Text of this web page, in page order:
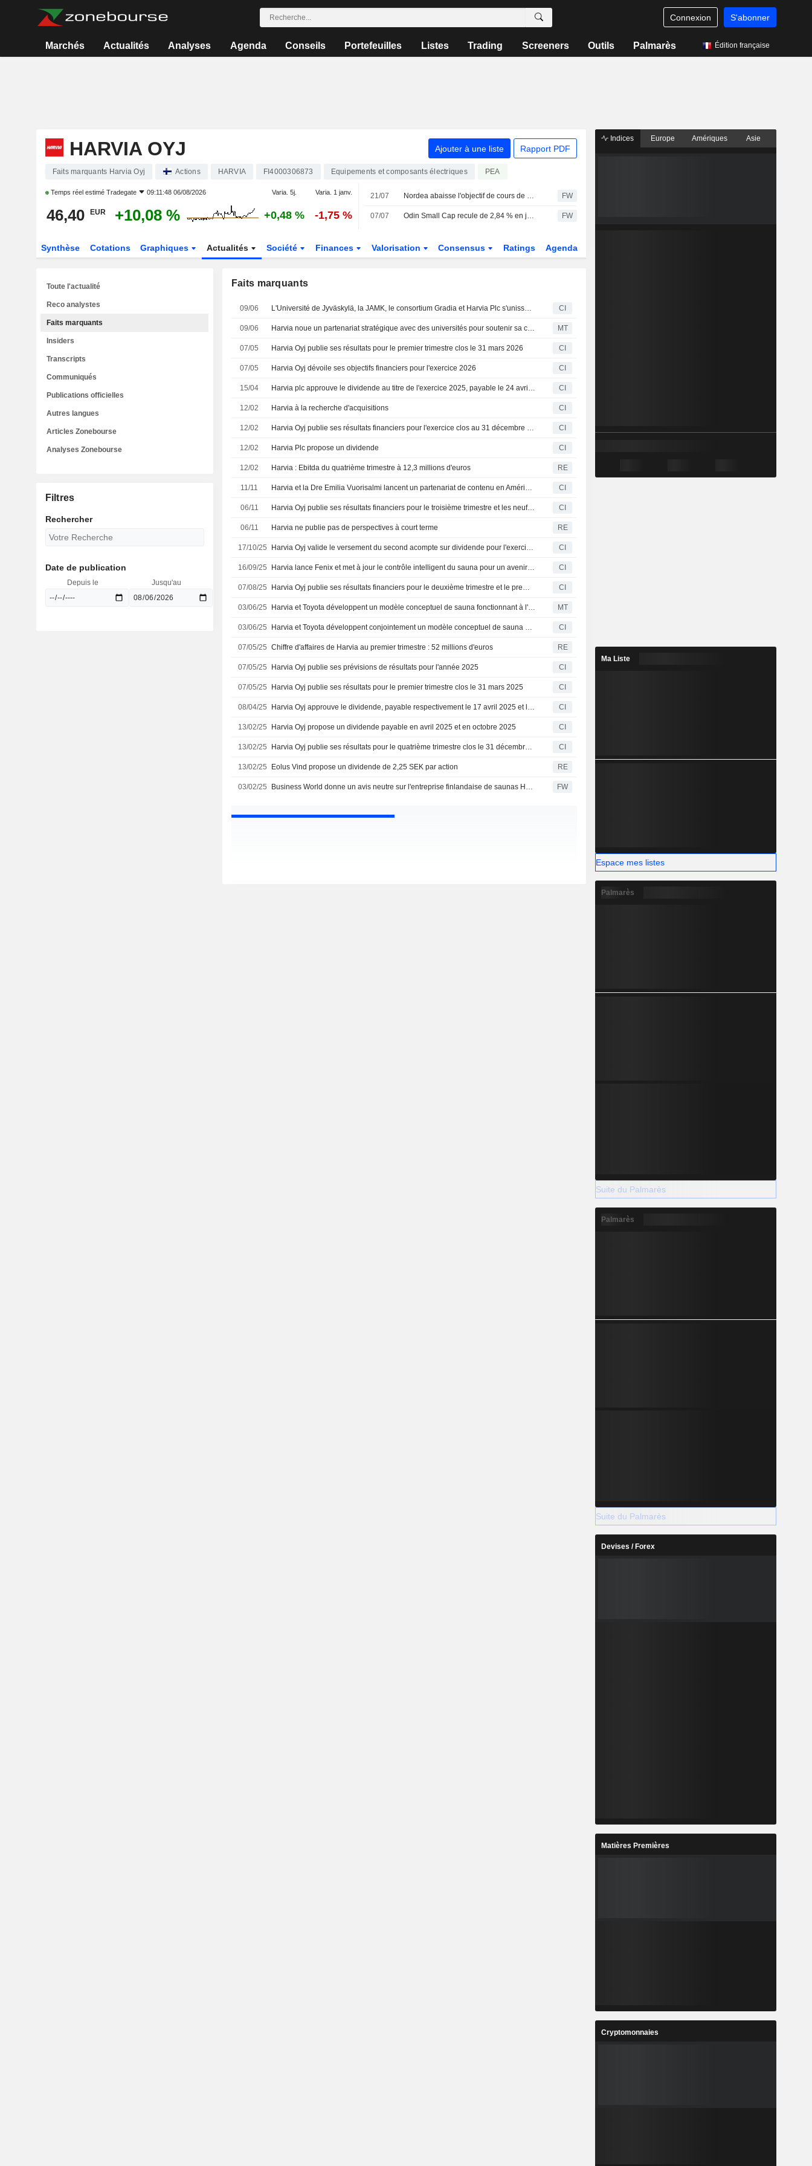
Connexion S'abonner
Marchés Actualités Analyses Agenda Conseils Portefeuilles Listes Trading Screeners Outils Palmarès Édition française
HARVIA OYJ Ajouter à une liste Rapport PDF
Faits marquants Harvia Oyj Actions HARVIA FI4000306873 Equipements et composants électriques PEA
Temps réel estimé Tradegate 09:11:48 06/08/2026 Varia. 5j. Varia. 1 janv.
46,40 EUR +10,08 % +0,48 % -1,75 %
21/07 Nordea abaisse l'objectif de cours de Harvia à 49 euros (contre 52), maintient sa recommandation à l'achat FW
07/07 Odin Small Cap recule de 2,84 % en juin - intègre Bravida, Loomis, NP3 et Sectra FW
Synthèse Cotations Graphiques Actualités Société Finances Valorisation Consensus Ratings Agenda
Faits marquants
09/06 L'Université de Jyväskylä, la JAMK, le consortium Gradia et Harvia Plc s'unissent pour bâtir un écosystème de savoir et d'innovation CI
09/06 Harvia noue un partenariat stratégique avec des universités pour soutenir sa croissance mondiale MT
07/05 Harvia Oyj publie ses résultats pour le premier trimestre clos le 31 mars 2026 CI
07/05 Harvia Oyj dévoile ses objectifs financiers pour l'exercice 2026 CI
15/04 Harvia plc approuve le dividende au titre de l'exercice 2025, payable le 24 avril 2026 et le 26 octobre 2026 CI
12/02 Harvia à la recherche d'acquisitions CI
12/02 Harvia Oyj publie ses résultats financiers pour l'exercice clos au 31 décembre 2025 CI
12/02 Harvia Plc propose un dividende CI
12/02 Harvia : Ebitda du quatrième trimestre à 12,3 millions d'euros RE
11/11 Harvia et la Dre Emilia Vuorisalmi lancent un partenariat de contenu en Amérique du Nord CI
06/11 Harvia Oyj publie ses résultats financiers pour le troisième trimestre et les neuf premiers mois clos le 30 septembre 2025 CI
06/11 Harvia ne publie pas de perspectives à court terme RE
17/10/25 Harvia Oyj valide le versement du second acompte sur dividende pour l'exercice 2024, paiement prévu le 28 octobre 2025 CI
16/09/25 Harvia lance Fenix et met à jour le contrôle intelligent du sauna pour un avenir connecté CI
07/08/25 Harvia Oyj publie ses résultats financiers pour le deuxième trimestre et le premier semestre clos le 30 juin 2025 CI
03/06/25 Harvia et Toyota développent un modèle conceptuel de sauna fonctionnant à l'hydrogène MT
03/06/25 Harvia et Toyota développent conjointement un modèle conceptuel de sauna à hydrogène utilisant la technologie de combustion de l'hydrogène CI
07/05/25 Chiffre d'affaires de Harvia au premier trimestre : 52 millions d'euros RE
07/05/25 Harvia Oyj publie ses prévisions de résultats pour l'année 2025 CI
07/05/25 Harvia Oyj publie ses résultats pour le premier trimestre clos le 31 mars 2025 CI
08/04/25 Harvia Oyj approuve le dividende, payable respectivement le 17 avril 2025 et le 28 octobre 2025 CI
13/02/25 Harvia Oyj propose un dividende payable en avril 2025 et en octobre 2025 CI
13/02/25 Harvia Oyj publie ses résultats pour le quatrième trimestre clos le 31 décembre 2024 CI
13/02/25 Eolus Vind propose un dividende de 2,25 SEK par action RE
03/02/25 Business World donne un avis neutre sur l'entreprise finlandaise de saunas Harvia FW
Toute l'actualité
Reco analystes
Faits marquants
Insiders
Transcripts
Communiqués
Publications officielles
Autres langues
Articles Zonebourse
Analyses Zonebourse
Filtres
Rechercher
Date de publication
Depuis le Jusqu'au
Indices Europe Amériques Asie
Ma Liste
Espace mes listes
Palmarès
Suite du Palmarès
Palmarès
Suite du Palmarès
Devises / Forex
Matières Premières
Cryptomonnaies